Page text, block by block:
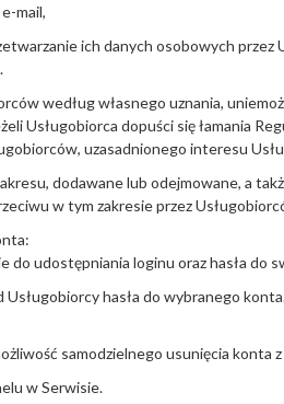
mail,
ich danych osobowych
według własnego uznania,
Usługobiorca dopuści się łamania
uzasadnionego interesu
dodawane lub odejmowane, a
w tym zakresie przez
do udostępniania loginu oraz hasła do
Usługobiorcy hasła do wybranego
samodzielnego usunięcia konta
w Serwisie.